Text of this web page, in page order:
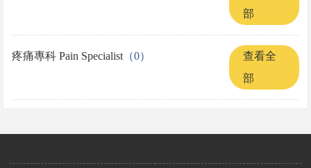
部
疼痛專科 Pain Specialist （0）
查看全
部